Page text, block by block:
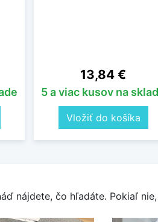
Cena
13,84 €
5 a viac kusov na
Vložiť do košíka
nájdete, čo hľadáte. Pokiaľ